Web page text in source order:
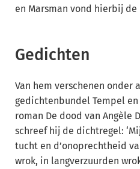
en Marsman vond hierbij de
Gedichten
Van hem verschenen onder
gedichtenbundel Tempel en
roman De dood van Angèle
schreef hij de dichtregel:
tucht en d’onoprechtheid
wrok, in langverzuurden